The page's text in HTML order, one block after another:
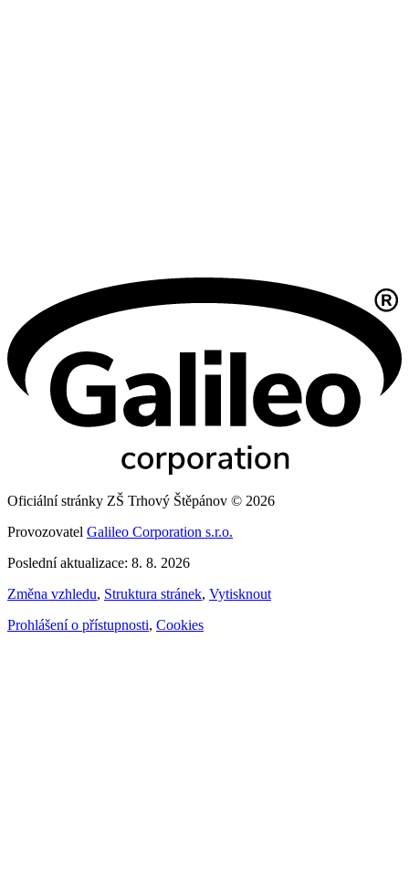
Oficiální stránky ZŠ Trhový Štěpánov © 2026
Provozovatel Galileo Corporation s.r.o.
Poslední aktualizace: 8. 8. 2026
Změna vzhledu, Struktura stránek, Vytisknout
Prohlášení o přístupnosti, Cookies